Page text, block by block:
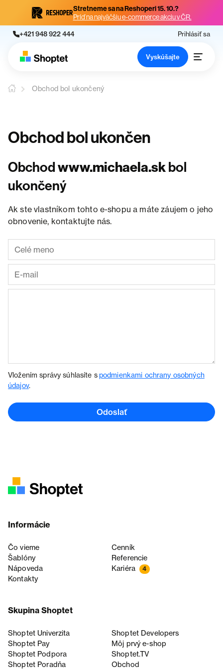
Stretneme sa na Reshoperi 15. 10.?
Príď na najväčšiu e-commerce akciu v ČR.
+421 948 922 444 Prihlásiť sa
Vyskúšajte
Obchod bol ukončený
Obchod bol ukončen
Obchodwww.michaela.skbol
ukončený
Ak ste vlastníkom tohto e-shopu a máte záujem o jeho
obnovenie, kontaktujte nás.
Vložením správy súhlasíte spodmienkami ochrany osobných
údajov.
Odoslať
Informácie
Čo vieme
Cenník
Šablóny
Referencie
Nápoveda
Kariéra 4
Kontakty
Skupina Shoptet
Shoptet Univerzita
Shoptet Developers
Shoptet Pay
Môj prvý e-shop
Shoptet Podpora
Shoptet.TV
Shoptet Poradňa
Obchod